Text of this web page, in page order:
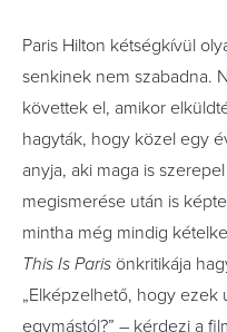
Paris Hilton kétségkívül
senkinek nem szabadna.
követtek el, amikor
hagyták, hogy közel egy
anyja, aki maga is
megismerése után is
mintha még mindig
This Is Paris önkritikája
„Elképzelhető, hogy ezek
egymástól?” – kérdezi a